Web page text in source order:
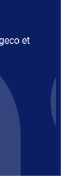
et